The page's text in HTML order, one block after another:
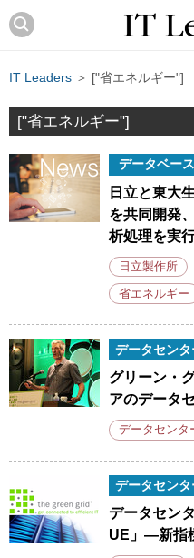
IT Leaders ＞ ["省エネルギー"]
["省エネルギー"]
データベース
日立と東大
を共同開発
析処理を実
日立製作所
省エネルギー
データセンタ
グリーン・
アのデータ
データセンタ
データセンタ
データセン
UE」―新指